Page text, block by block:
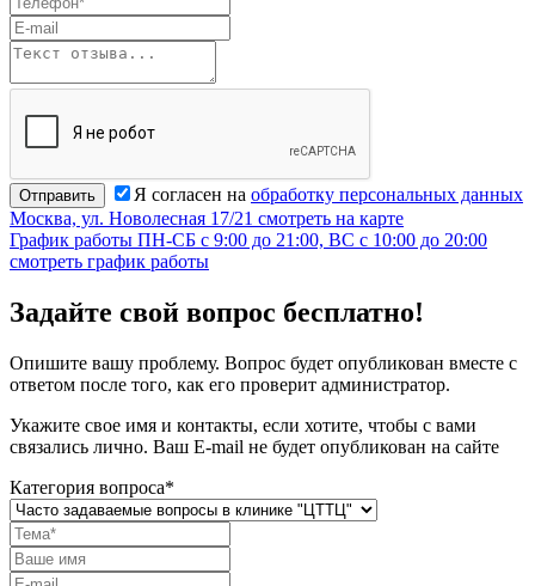
Отправить Я согласен на обработку персональных данных
Москва, ул. Новолесная 17/21 смотреть на карте
График работы ПН-СБ с 9:00 до 21:00, ВС с 10:00 до 20:00
смотреть график работы
Задайте свой вопрос бесплатно!
Опишите вашу проблему. Вопрос будет опубликован вместе с
ответом после того, как его проверит администратор.
Укажите свое имя и контакты, если хотите, чтобы с вами
связались лично. Ваш E-mail не будет опубликован на сайте
Категория вопроса*